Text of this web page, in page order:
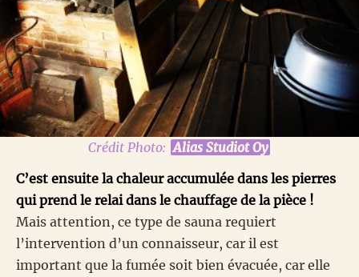
Crédit Photo: Alias Studiot Oy
C’est ensuite la chaleur accumulée dans les pierres
qui prend le relai dans le chauffage de la pièce !
Mais attention, ce type de sauna requiert
l’intervention d’un connaisseur, car il est
important que la fumée soit bien évacuée, car elle